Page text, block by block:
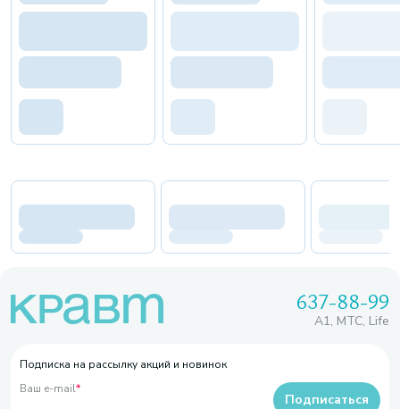
637-88-99
A1, МТС, Life
Подписка на рассылку акций и новинок
Ваш e-mail*
Подписаться